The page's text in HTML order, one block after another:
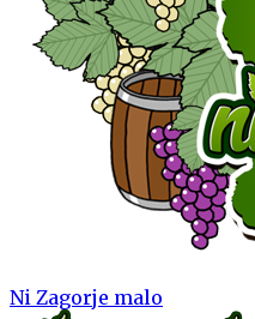
Ni Zagorje malo